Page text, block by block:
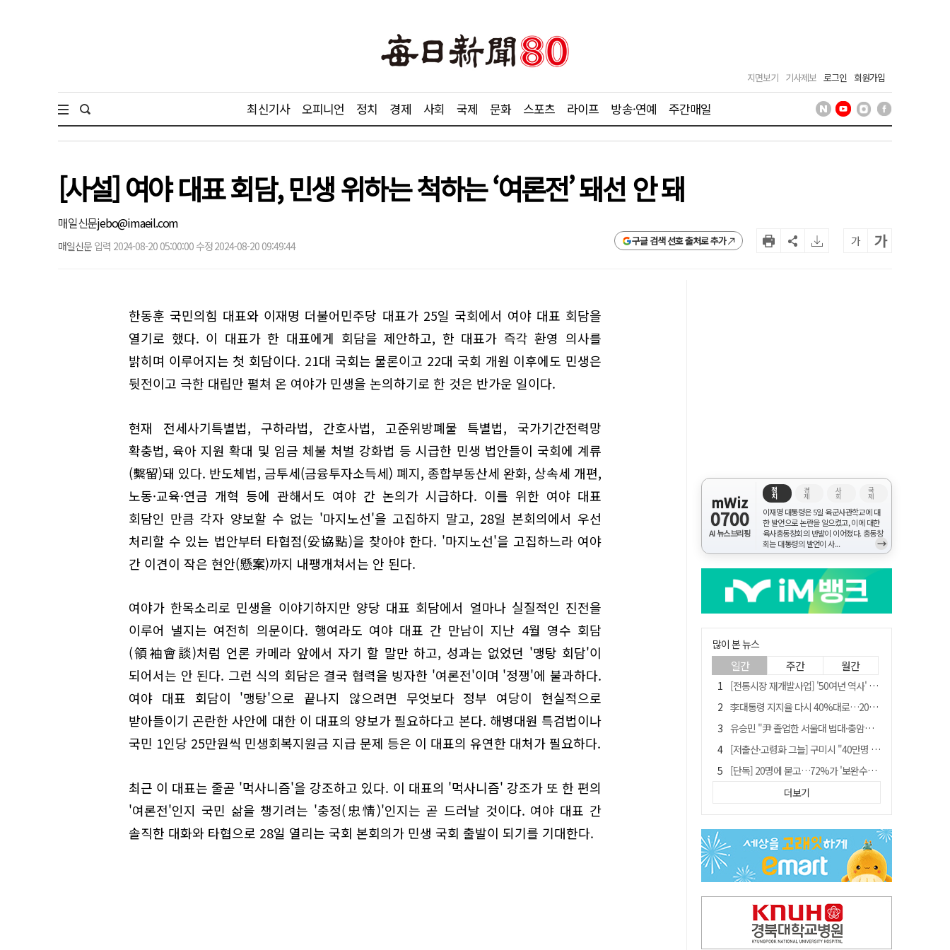
지면보기 기사제보 로그인 회원가입
최신기사 오피니언 정치 경제 사회 국제 문화 스포츠 라이프 방송·연예 주간매일
[사설] 여야 대표 회담, 민생 위하는 척하는 ‘여론전’ 돼선 안 돼
매일신문jebo@imaeil.com
매일신문 입력 2024-08-20 05:00:00 수정 2024-08-20 09:49:44 구글 검색 선호 출처로 추가 가 가
한동훈 국민의힘 대표와 이재명 더불어민주당 대표가 25일 국회에서 여야 대표 회담을
열기로 했다. 이 대표가 한 대표에게 회담을 제안하고, 한 대표가 즉각 환영 의사를
밝히며 이루어지는 첫 회담이다. 21대 국회는 물론이고 22대 국회 개원 이후에도 민생은
뒷전이고 극한 대립만 펼쳐 온 여야가 민생을 논의하기로 한 것은 반가운 일이다.
현재 전세사기특별법, 구하라법, 간호사법, 고준위방폐물 특별법, 국가기간전력망
확충법, 육아 지원 확대 및 임금 체불 처벌 강화법 등 시급한 민생 법안들이 국회에 계류
(繫留)돼 있다. 반도체법, 금투세(금융투자소득세) 폐지, 종합부동산세 완화, 상속세 개편,
노동·교육·연금 개혁 등에 관해서도 여야 간 논의가 시급하다. 이를 위한 여야 대표
회담인 만큼 각자 양보할 수 없는 '마지노선'을 고집하지 말고, 28일 본회의에서 우선
처리할 수 있는 법안부터 타협점(妥協點)을 찾아야 한다. '마지노선'을 고집하느라 여야
간 이견이 작은 현안(懸案)까지 내팽개쳐서는 안 된다.
여야가 한목소리로 민생을 이야기하지만 양당 대표 회담에서 얼마나 실질적인 진전을
이루어 낼지는 여전히 의문이다. 행여라도 여야 대표 간 만남이 지난 4월 영수 회담
(領袖會談)처럼 언론 카메라 앞에서 자기 할 말만 하고, 성과는 없었던 '맹탕 회담'이
되어서는 안 된다. 그런 식의 회담은 결국 협력을 빙자한 '여론전'이며 '정쟁'에 불과하다.
여야 대표 회담이 '맹탕'으로 끝나지 않으려면 무엇보다 정부 여당이 현실적으로
받아들이기 곤란한 사안에 대한 이 대표의 양보가 필요하다고 본다. 해병대원 특검법이나
국민 1인당 25만원씩 민생회복지원금 지급 문제 등은 이 대표의 유연한 대처가 필요하다.
최근 이 대표는 줄곧 '먹사니즘'을 강조하고 있다. 이 대표의 '먹사니즘' 강조가 또 한 편의
'여론전'인지 국민 삶을 챙기려는 '충정(忠情)'인지는 곧 드러날 것이다. 여야 대표 간
솔직한 대화와 타협으로 28일 열리는 국회 본회의가 민생 국회 출발이 되기를 기대한다.
mWiz
0700
AI 뉴스브리핑
정
치
경
제
사
회
국
제
이재명 대통령은 5일 육군사관학교에 대
한 발언으로 논란을 일으켰고, 이에 대한
육사총동창회의 반발이 이어졌다. 총동창
회는 대통령의 발언이 사...
→
많이 본 뉴스
일간 주간 월간
[전통시장 재개발사업] '50여년 역사' 수성시장 자리에 25층 주상복합 들어선다
李대통령 지지율 다시 40%대로…20대는 18.8%p 급락
유승민 "尹 졸업한 서울대 법대·충암고도 없애야"…李 육사 통합 직격
[저출산·고령화 그늘] 구미시 "40만명 사수" 고령군 "3만명대 회복"
[단독] 20명에 묻고…72%가 '보완수사권 폐지'?
[전통시장 재개발사업] 신천시장 재개발, 준공 후에도 소송전
"김용민, 흑백논리로 세상 보는 듯" 검찰 내부서 지탄
[인사]경상북도
포항에 6천억원 규모 AI 데이터센터 들어선다
더보기